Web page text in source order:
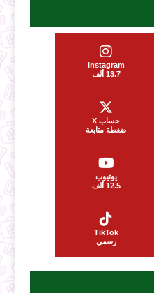
Instagram
13.7 ألف
حساب X
ضغطة متابعة
يوتيوب
12.5 ألف
TikTok
رسمي